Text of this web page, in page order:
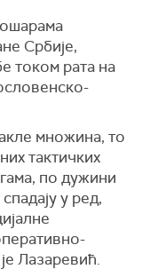
Србије,
током рата на
множина, то
тактичких
по дужини
у ред,
Лазаревић.